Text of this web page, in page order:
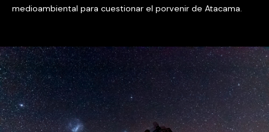
medioambiental para cuestionar el porvenir de Atacama.